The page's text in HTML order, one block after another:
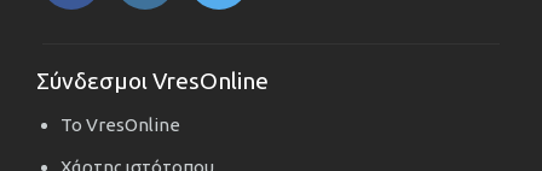
Σύνδεσμοι VresOnline
Το VresOnline
Χάρτης ιστότοπου